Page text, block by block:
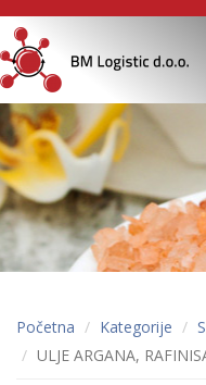
Početna Kategorije
ULJE ARGANA,